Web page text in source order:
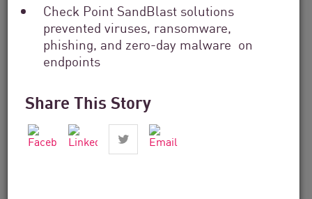
Check Point SandBlast solutions
prevented viruses, ransomware,
phishing, and zero-day malware on
endpoints
Share This Story